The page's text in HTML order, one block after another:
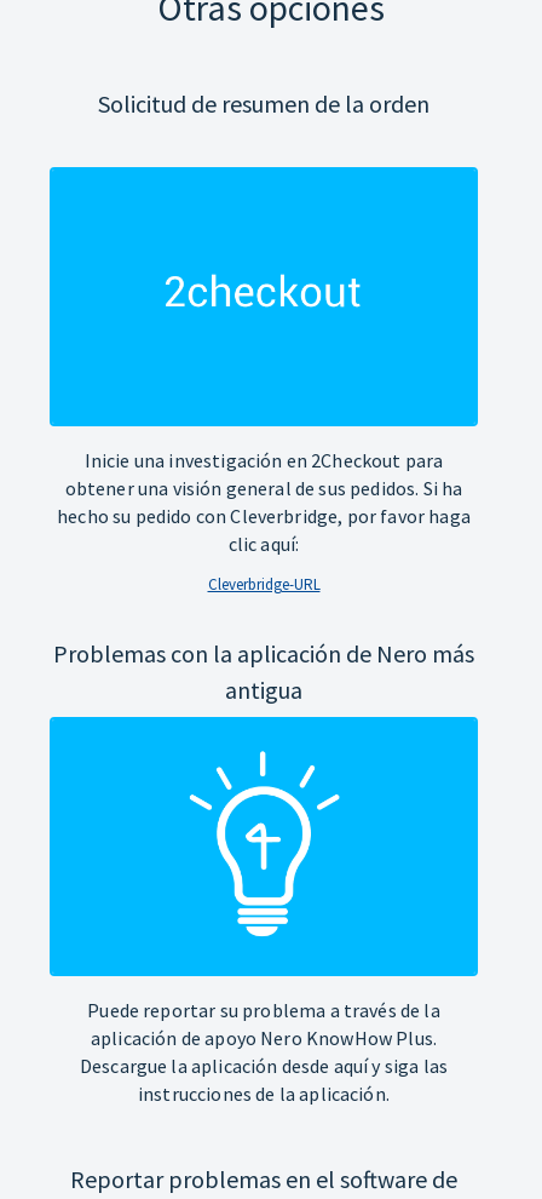
Solicitud de resumen de la orden
Inicie una investigación en 2Checkout para
obtener una visión general de sus pedidos. Si ha
hecho su pedido con Cleverbridge, por favor haga
clic aquí:
Cleverbridge-URL
Problemas con la aplicación de Nero más
antigua
Puede reportar su problema a través de la
aplicación de apoyo Nero KnowHow Plus.
Descargue la aplicación desde aquí y siga las
instrucciones de la aplicación.
Reportar problemas en el software de